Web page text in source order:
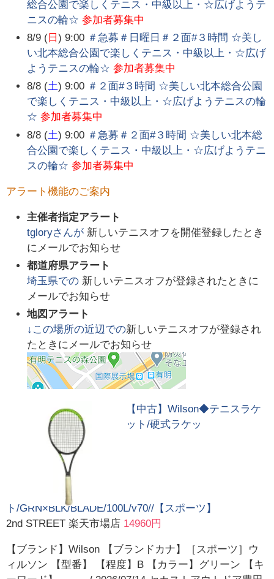
総合公園で楽しくテニス・中級以上・☆広げようテ
ニスの輪☆ 参加者募集中
8/9 ( 日) 9:00 ＃急募＃日曜日＃２面#３時間 ☆美し
い北本総合公園で楽しくテニス・中級以上・☆広げ
ようテニスの輪☆ 参加者募集中
8/8 (土) 9:00 ＃２面#３時間 ☆美しい北本総合公園
で楽しくテニス・中級以上・☆広げようテニスの輪
☆ 参加者募集中
8/8 (土) 9:00 ＃急募＃２面#３時間 ☆美しい北本総
合公園で楽しくテニス・中級以上・☆広げようテニ
スの輪☆ 参加者募集中
アラート機能のご案内
主催者指定アラート
tgloryさんが 新しいテニスオフを開催登録したとき
にメールでお知らせ
都道府県アラート
埼玉県での 新しいテニスオフが登録されたときに
メールでお知らせ
地図アラート
↓この場所の近辺での新しいテニスオフが登録され
たときにメールでお知らせ
【中古】Wilson◆テニスラケ
ット/硬式ラケッ
ト/GRN×BLK/BLADE/100L/v70//【スポーツ】
2nd STREET 楽天市場店 14960円
【ブランド】Wilson 【ブランドカナ】［スポーツ］ウ
ィルソン 【型番】 【程度】B 【カラー】グリーン 【キ